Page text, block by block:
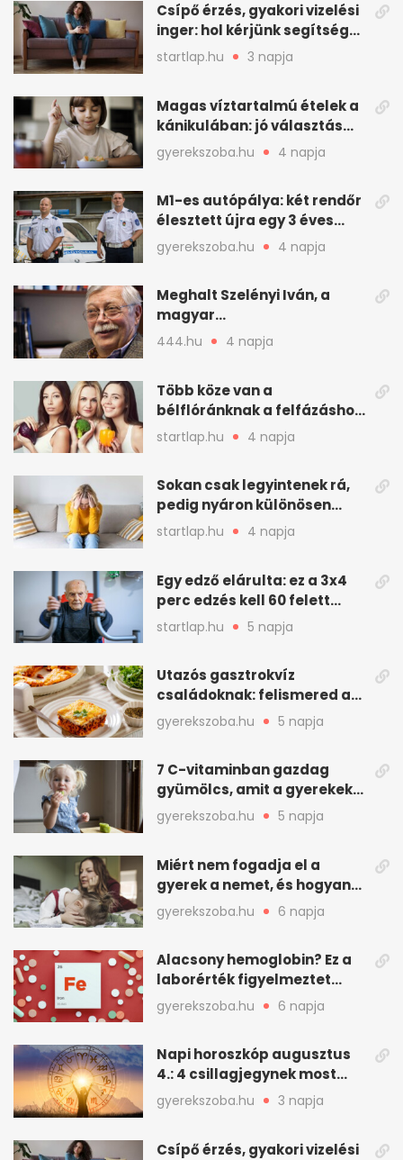
Csípő érzés, gyakori vizelési
inger: hol kérjünk segítséget
felfázás esetén?
startlap.hu 3 napja
Magas víztartalmú ételek a
kánikulában: jó választás
gyerekeknek
gyerekszoba.hu 4 napja
M1-es autópálya: két rendőr
élesztett újra egy 3 éves
kisfiút
gyerekszoba.hu 4 napja
Meghalt Szelényi Iván, a
magyar
társadalomtudomány
meghatározó alakja
444.hu 4 napja
Több köze van a
bélflóránknak a felfázáshoz,
mint hinnénk – Így védhetjük
nyáron a húgyutakat (x)
startlap.hu 4 napja
Sokan csak legyintenek rá,
pedig nyáron különösen
gyakran jelentkezik ez a
kellemetlen betegség
startlap.hu 4 napja
Egy edző elárulta: ez a 3x4
perc edzés kell 60 felett
mindenkinek
startlap.hu 5 napja
Utazós gasztrokvíz
családoknak: felismered az
asadót és társait?
gyerekszoba.hu 5 napja
7 C-vitaminban gazdag
gyümölcs, amit a gyerekek
is szívesen megesznek
gyerekszoba.hu 5 napja
Miért nem fogadja el a
gyerek a nemet, és hogyan
mondd ki jól?
gyerekszoba.hu 6 napja
Alacsony hemoglobin? Ez a
laborérték figyelmeztet
vashiányra
gyerekszoba.hu 6 napja
Napi horoszkóp augusztus
4.: 4 csillagjegynek most
minden összejön
gyerekszoba.hu 3 napja
Csípő érzés, gyakori vizelési